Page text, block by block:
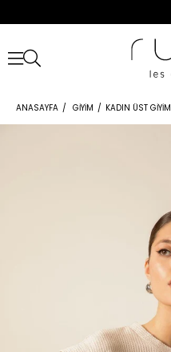
ANASAYFA GIYIM KADIN ÜST GIYIM